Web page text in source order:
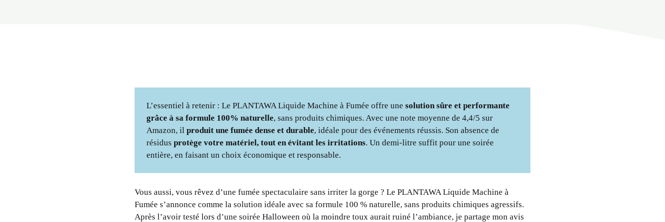
L’essentiel à retenir : Le PLANTAWA Liquide Machine à Fumée offre une solution sûre et performante
grâce à sa formule 100% naturelle, sans produits chimiques. Avec une note moyenne de 4,4/5 sur
Amazon, il produit une fumée dense et durable, idéale pour des événements réussis. Son absence de
résidus protège votre matériel, tout en évitant les irritations. Un demi-litre suffit pour une soirée
entière, en faisant un choix économique et responsable.
Vous aussi, vous rêvez d’une fumée spectaculaire sans irriter la gorge ? Le PLANTAWA Liquide Machine à
Fumée s’annonce comme la solution idéale avec sa formule 100 % naturelle, sans produits chimiques agressifs.
Après l’avoir testé lors d’une soirée Halloween où la moindre toux aurait ruiné l’ambiance, je partage mon avis